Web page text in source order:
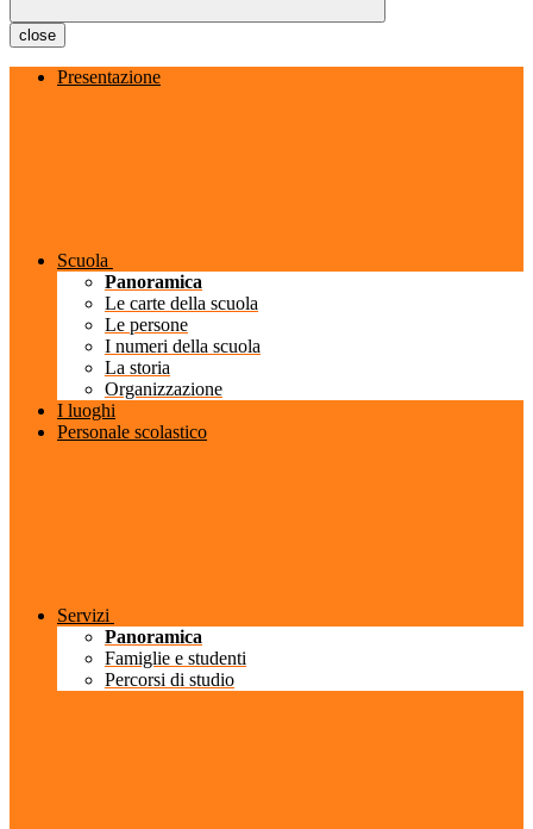
close
Presentazione
Scuola
Panoramica
Le carte della scuola
Le persone
I numeri della scuola
La storia
Organizzazione
I luoghi
Personale scolastico
Servizi
Panoramica
Famiglie e studenti
Percorsi di studio